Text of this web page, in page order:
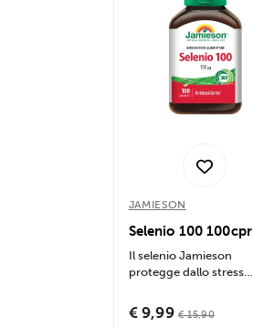
JAMIESON
Selenio 100 100cpr
Il selenio Jamieson
protegge dallo stress
funzione tiroidea e...
€ 9,99 € 15,90